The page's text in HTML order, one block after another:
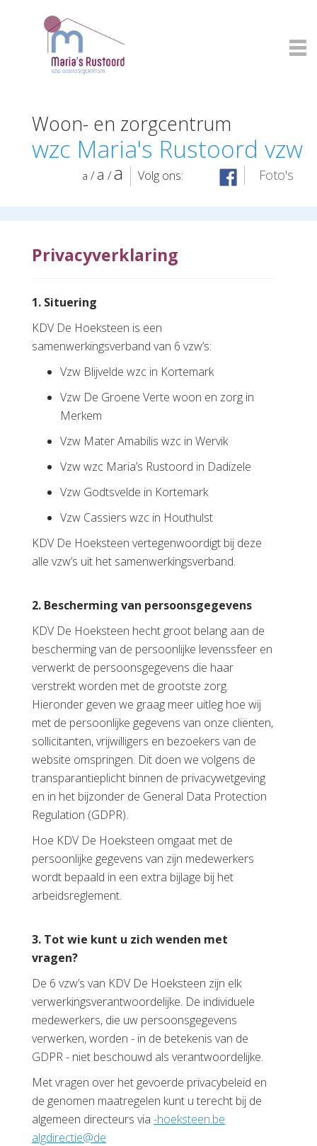
Woon- en zorgcentrum
wzc Maria's Rustoord vzw
a / a /a Volg ons:
Foto's
Privacyverklaring
1. Situering
KDV De Hoeksteen is een
samenwerkingsverband van 6 vzw’s:
Vzw Blijvelde wzc in Kortemark
Vzw De Groene Verte woon en zorg in
Merkem
Vzw Mater Amabilis wzc in Wervik
Vzw wzc Maria’s Rustoord in Dadizele
Vzw Godtsvelde in Kortemark
Vzw Cassiers wzc in Houthulst
KDV De Hoeksteen vertegenwoordigt bij deze
alle vzw’s uit het samenwerkingsverband.
2. Bescherming van persoonsgegevens
KDV De Hoeksteen hecht groot belang aan de
bescherming van de persoonlijke levenssfeer en
verwerkt de persoonsgegevens die haar
verstrekt worden met de grootste zorg.
Hieronder geven we graag meer uitleg hoe wij
met de persoonlijke gegevens van onze cliënten,
sollicitanten, vrijwilligers en bezoekers van de
website omspringen. Dit doen we volgens de
transparantieplicht binnen de privacywetgeving
en in het bijzonder de General Data Protection
Regulation (GDPR).
Hoe KDV De Hoeksteen omgaat met de
persoonlijke gegevens van zijn medewerkers
wordt bepaald in een extra bijlage bij het
arbeidsreglement.
3. Tot wie kunt u zich wenden met
vragen?
De 6 vzw’s van KDV De Hoeksteen zijn elk
verwerkingsverantwoordelijke. De individuele
medewerkers, die uw persoonsgegevens
verwerken, worden - in de betekenis van de
GDPR - niet beschouwd als verantwoordelijke.
Met vragen over het gevoerde privacybeleid en
de genomen maatregelen kunt u terecht bij de
algemeen directeurs via eb.neetskeoh-
ed@eitceridgla